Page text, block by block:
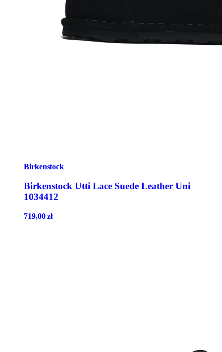
Birkenstock
Birkenstock Utti Lace Suede Leather Uni
1034412
719,00zł